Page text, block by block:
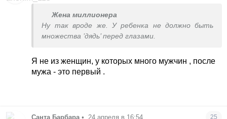
Жена миллионера
Ну так вроде же. У ребенка не должно быть
множества ’дядь’ перед глазами.
Я не из женщин, у которых много мужчин , после
мужа - это первый .
Санта Барбара • 24 апреля в 16:54 25